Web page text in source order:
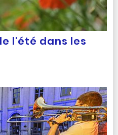
l'été dans les